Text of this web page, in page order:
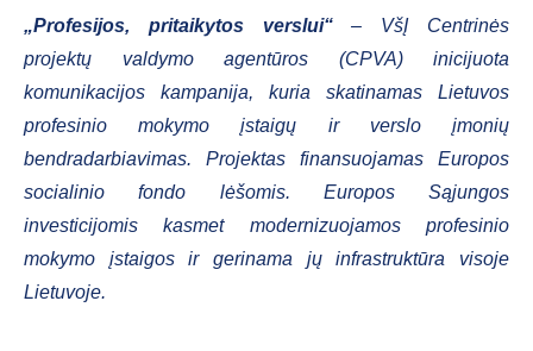
„Profesijos, pritaikytos verslui“– VšĮ Centrinės
projektų valdymo agentūros (CPVA) inicijuota
komunikacijos kampanija, kuria skatinamas Lietuvos
profesinio mokymo įstaigų ir verslo įmonių
bendradarbiavimas. Projektas finansuojamas Europos
socialinio fondo lėšomis. Europos Sąjungos
investicijomis kasmet modernizuojamos profesinio
mokymo įstaigos ir gerinama jų infrastruktūra visoje
Lietuvoje.